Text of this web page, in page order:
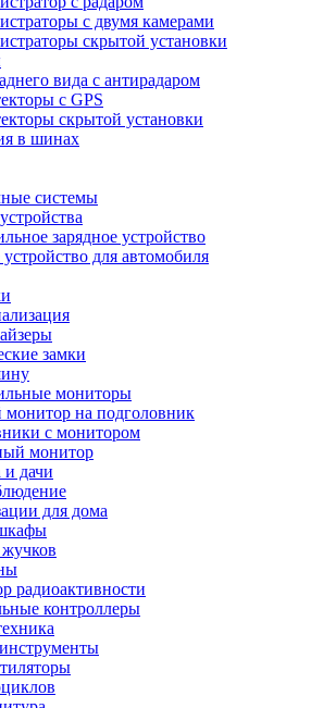
с двумя камерами
скрытой установки
вида с антирадаром
с GPS
скрытой установки
в шинах
системы
зарядное устройство
для автомобиля
замки
мониторы
монитор на подголовник
с монитором
монитор
дачи
для дома
радиоактивности
контроллеры